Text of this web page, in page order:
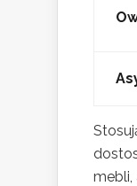
mebli,